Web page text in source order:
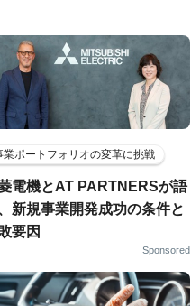
業ポートフォリオの変革に挑戦
電機とAT PARTNERSが語
新規事業開発成功の条件と
要因
Sponsored